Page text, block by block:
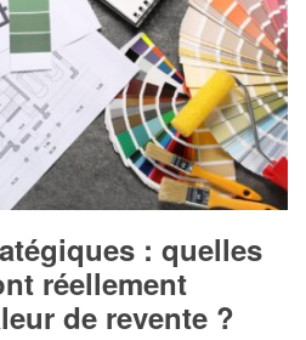
: quelles
réellement
de revente ?